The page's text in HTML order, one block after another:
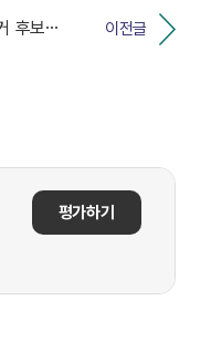
이전글
2019. 4. 3. 재·보궐선거 후보자등록신청서류작성...
평가하기